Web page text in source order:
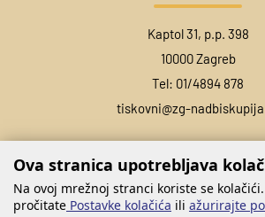
Kaptol 31, p.p. 398
10000 Zagreb
Tel: 01/4894 878
tiskovni@zg-
Ova stranica upotrebljava
Na ovoj mrežnoj stranci koriste se
pročitate Postavke kolačića ili ažurirajte